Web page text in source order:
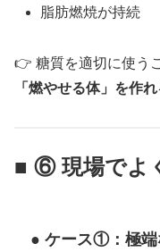
脂肪燃焼が持続
👉 糖質を適切に使う
「燃やせる体」を作れ
■ ⑥ 現場でよ
● ケース①：極端